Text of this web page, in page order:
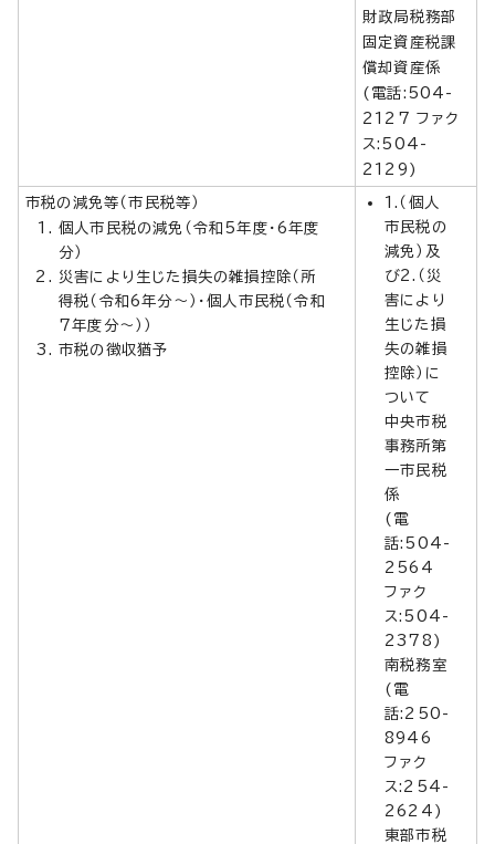
財政局税務部
固定資産税課
償却資産係
(電話:504-
2127 ファク
ス:504-
2129)
市税の減免等（市民税等）
個人市民税の減免（令和5年度・6年度
分）
災害により生じた損失の雑損控除（所
得税（令和6年分～）・個人市民税（令和
7年度分～））
市税の徴収猶予
1.（個人
市民税の
減免）及
び2.（災
害により
生じた損
失の雑損
控除）に
ついて
中央市税
事務所第
一市民税
係
(電
話:504-
2564
ファク
ス:504-
2378)
南税務室
(電
話:250-
8946
ファク
ス:254-
2624)
東部市税